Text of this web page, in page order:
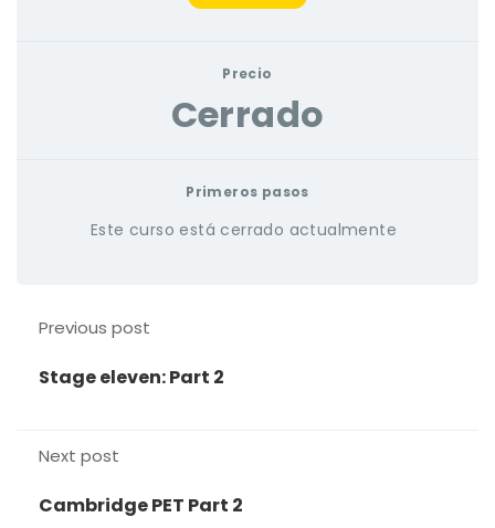
Precio
Cerrado
Primeros pasos
Este curso está cerrado actualmente
Previous post
Stage eleven: Part 2
Next post
Cambridge PET Part 2